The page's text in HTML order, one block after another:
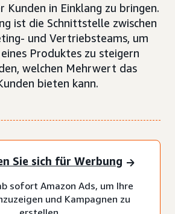
Kunden in Einklang zu bringen.
ist die Schnittstelle zwischen
und Vertriebsteams, um
Produktes zu steigern
welchen Mehrwert das
bieten kann.
Sie sich für Werbung
sofort Amazon Ads, um Ihre
und Kampagnen zu